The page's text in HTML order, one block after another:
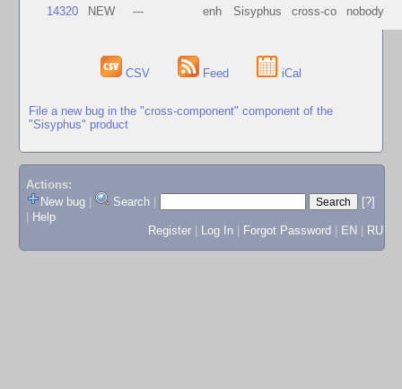
14320 NEW --- enh Sisyphus cross-co nobody
CSV Feed iCal
File a new bug in the "cross-component" component of the
"Sisyphus" product
Actions:
New bug
Search
[?]
Help
Register
Log In Forgot Password EN RU